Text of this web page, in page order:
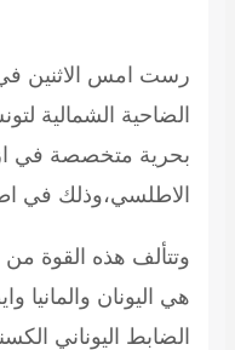
رست امس الاثنين في
الضاحية الشمالية
بحرية متخصصة في
الاطلسي،وذلك في
وتتألف هذه القوة
هي اليونان والمانيا
الضابط اليوناني